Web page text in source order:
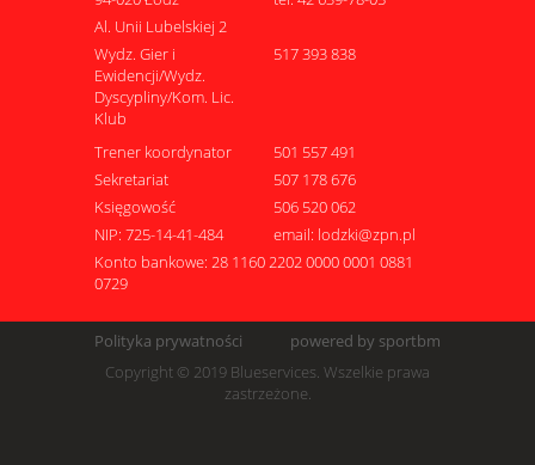
Al. Unii Lubelskiej 2
Wydz. Gier i
Ewidencji/Wydz.
Dyscypliny/Kom. Lic.
Klub
517 393 838
Trener koordynator
501 557 491
Sekretariat
507 178 676
Księgowość
506 520 062
NIP: 725-14-41-484
email: lodzki@zpn.pl
Konto bankowe: 28 1160 2202 0000 0001 0881
0729
Polityka prywatności
powered by sportbm
Copyright © 2019 Blueservices. Wszelkie prawa
zastrzeżone.